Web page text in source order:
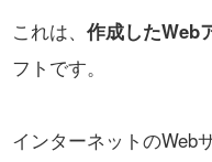
これは、 作成したWeb
フトです。
インターネットのWeb